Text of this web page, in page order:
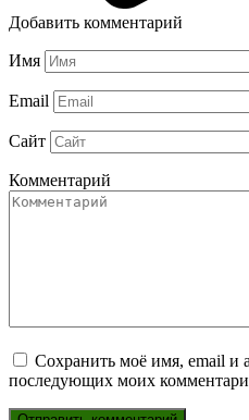
Добавить комментарий
Имя
Email
Сайт
Комментарий
Сохранить моё имя, email и
последующих моих